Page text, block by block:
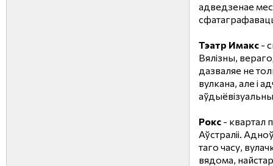
адведзенае
Тэатр Имакс -
Вялізны,
дазваляе не
вулкана, але і
Рокс - квартал
Аўстраліі.
таго часу,
вядома,